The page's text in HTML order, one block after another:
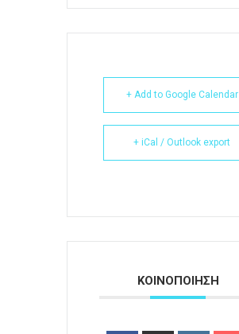
+ Add to Google Calendar
+ iCal / Outlook export
ΚΟΙΝΟΠΟΙΗΣΗ